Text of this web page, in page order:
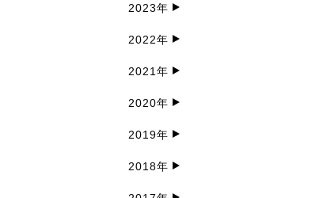
2023年
2022年
2021年
2020年
2019年
2018年